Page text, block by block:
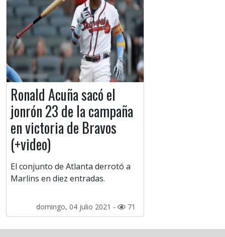
Ronald Acuña sacó el
jonrón 23 de la campaña
en victoria de Bravos
(+video)
El conjunto de Atlanta derrotó a
Marlins en diez entradas.
domingo, 04 julio 2021 - 71